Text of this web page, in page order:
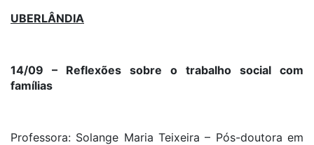
UBERLÂNDIA
14/09 – Reflexões sobre o trabalho social com
famílias
Professora: Solange Maria Teixeira – Pós-doutora em